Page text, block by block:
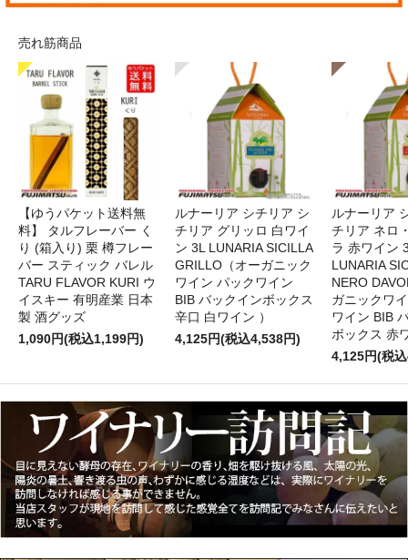
売れ筋商品
【ゆうパケット送料無
料】 タルフレーバー く
り (箱入り) 栗 樽フレー
バー スティック バレル
TARU FLAVOR KURI ウ
イスキー 有明産業 日本
製 酒グッズ
1,090円(税込1,199円)
ルナーリア シチリア シ
チリア グリッロ 白ワイ
ン 3L LUNARIA SICILLA
GRILLO（オーガニック
ワイン パックワイン
BIB バックインボックス
辛口 白ワイン ）
4,125円(税込4,538円)
ルナーリア
チリア ネロ
ラ 赤ワイ
LUNARIA
NERO
ガニックワ
ワイン BIB
ボックス 赤
4,125円(税